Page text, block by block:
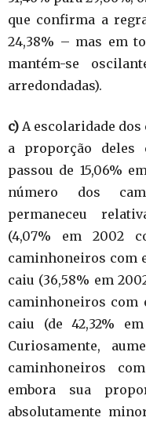
que confirma a
24,38% – mas em
mantém-se
arredondadas).
c) A escolaridade
a proporção deles
passou de 15,06%
número dos
permaneceu
(4,07% em 2002
caminhoneiros com
caiu (36,58% em
caminhoneiros com
caiu (de 42,32%
Curiosamente,
caminhoneiros
embora sua
absolutamente